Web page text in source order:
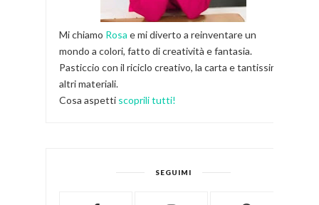
Mi chiamo Rosa e mi diverto a reinventare un
mondo a colori, fatto di creatività e fantasia.
Pasticcio con il riciclo creativo, la carta e tantissimi
altri materiali.
Cosa aspetti scoprili tutti!
SEGUIMI